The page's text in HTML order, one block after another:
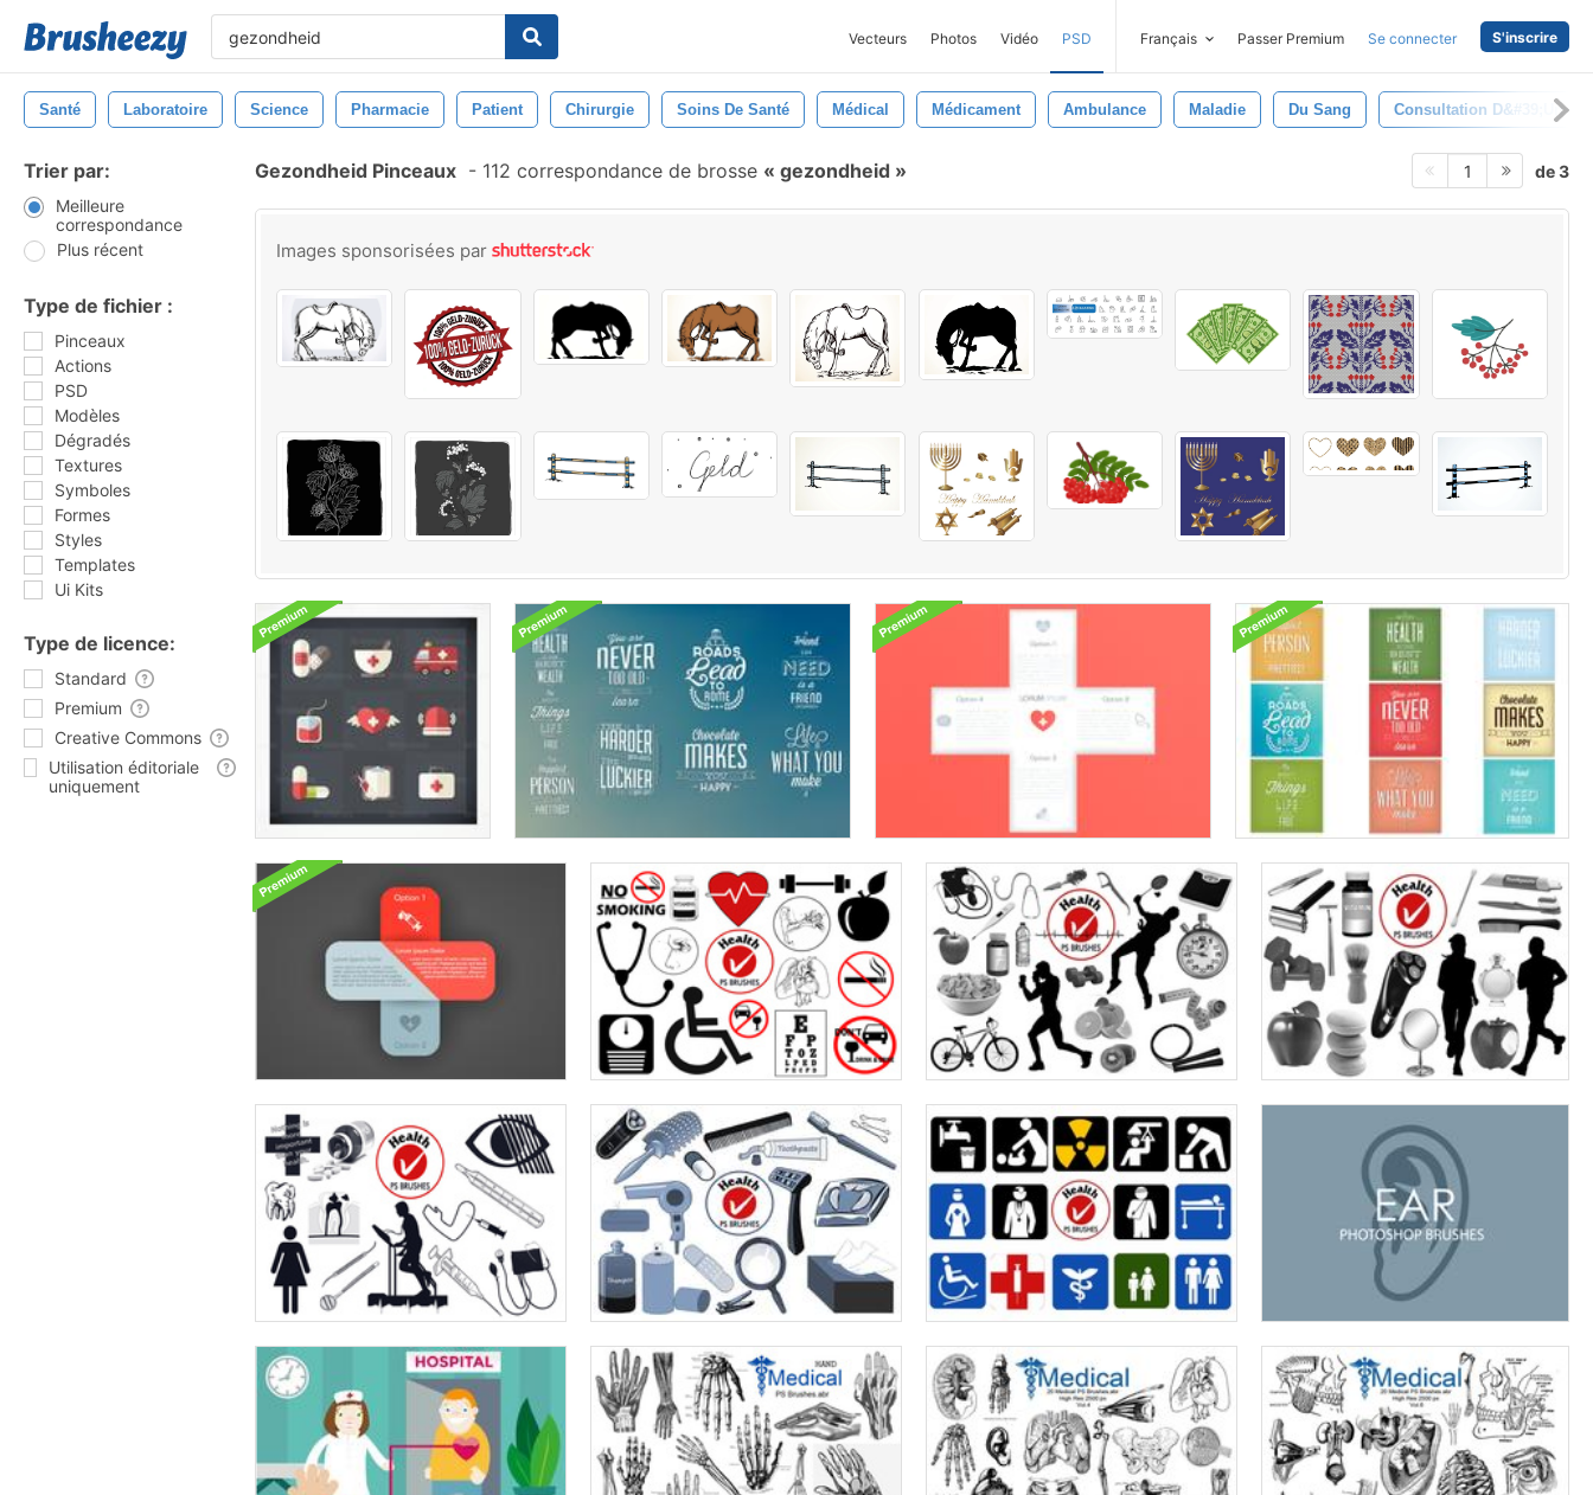
Vecteurs Photos Vidéo PSD Français Passer Premium Se connecter S'inscrire
Santé Laboratoire Science Pharmacie Patient Chirurgie Soins De Santé Médical Médicament Ambulance Maladie Du Sang Consultation D&#39;un
Trier par:
Meilleure
correspondance
Plus récent
Type de fichier :
Pinceaux
Actions
PSD
Modèles
Dégradés
Textures
Symboles
Formes
Styles
Templates
Ui Kits
Type de licence:
Standard
Premium
Creative Commons
Utilisation éditoriale
uniquement
Gezondheid Pinceaux - 112 correspondance de brosse gezondheid 1 de 3
Images sponsorisées par